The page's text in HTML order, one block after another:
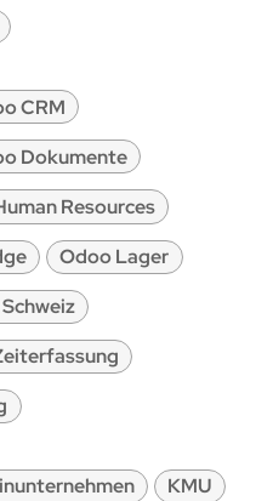
CRM
Dokumente
Resources
Odoo Lager
KMU